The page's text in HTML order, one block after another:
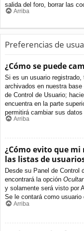
salida del foro, borrar las
Arriba
Preferencias de
¿Cómo se puede
Si es un usuario
archivados en nuestra
de Control de Usuario;
encuentra en la parte
permitirá cambiar sus datos
Arriba
¿Cómo evito que
las listas de
Desde su Panel de Control
encontrará la opción
y solamente será visto por
Se le contará como usuario
Arriba